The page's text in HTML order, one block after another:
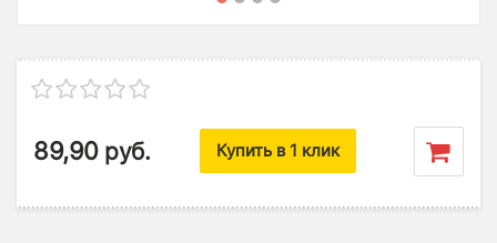
89,90 руб. Купить в 1 клик